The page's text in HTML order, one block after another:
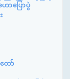
ပြောပွဲ
ော်